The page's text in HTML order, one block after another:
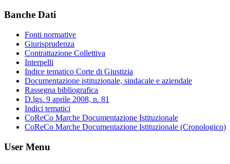
Banche Dati
Fonti normative
Giurisprudenza
Contrattazione Collettiva
Interpelli
Indice tematico Corte di Giustizia
Documentazione istituzionale, sindacale e aziendale
Rassegna bibliografica
D.lgs. 9 aprile 2008, n. 81
Indici tematici
CoReCo Marche Documentazione Istituzionale
CoReCo Marche Documentazione Istituzionale (Cronologico)
User Menu